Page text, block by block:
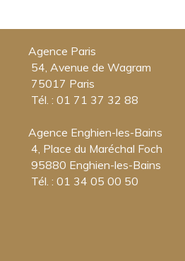
Agence Paris
54, Avenue de Wagram
75017 Paris
Tél. : 01 71 37 32 88
Agence Enghien-les-Bains
4, Place du Maréchal Foch
95880 Enghien-les-Bains
Tél. : 01 34 05 00 50